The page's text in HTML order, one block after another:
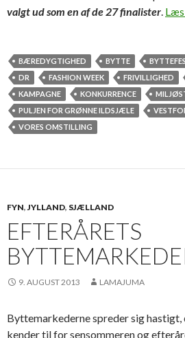
valgt ud som en af de 27 finalister.
BÆREDYGTIGHED BYTTE
DR
FASHION WEEK FRIVILLIGHED
KAMPAGNE
KONKURRENCE
PULJEN FOR GRØNNE ILDSJÆLE
VORES OMSTILLING
FYN,JYLLAND, SJÆLLAND
EFTERÅRETS
9. AUGUST 2013 LAMAJUMA
Byttemarkederne spreder sig hastigt,
kender til for sensommeren og